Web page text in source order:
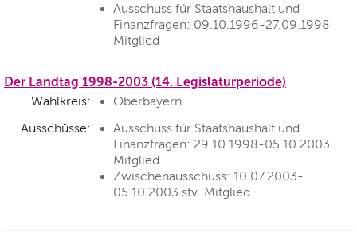
Ausschuss für Staatshaushalt und
Finanzfragen: 09.10.1996-27.09.1998
Mitglied
Der Landtag 1998-2003 (14. Legislaturperiode)
Wahlkreis:
Oberbayern
Ausschüsse:
Ausschuss für Staatshaushalt und
Finanzfragen: 29.10.1998-05.10.2003
Mitglied
Zwischenausschuss: 10.07.2003-
05.10.2003 stv. Mitglied